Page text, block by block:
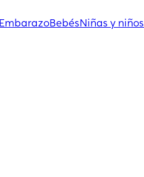
EmbarazoBebés Niñas y niños